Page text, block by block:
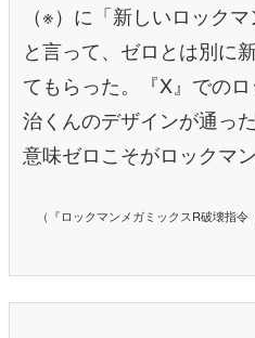
（※）に「新しいロック
と言って、ゼロとは別に
てもらった。『X』での
治くんのデザインが通っ
意味ゼロこそがロックマン
（『ロックマンメガミックスR破壊指